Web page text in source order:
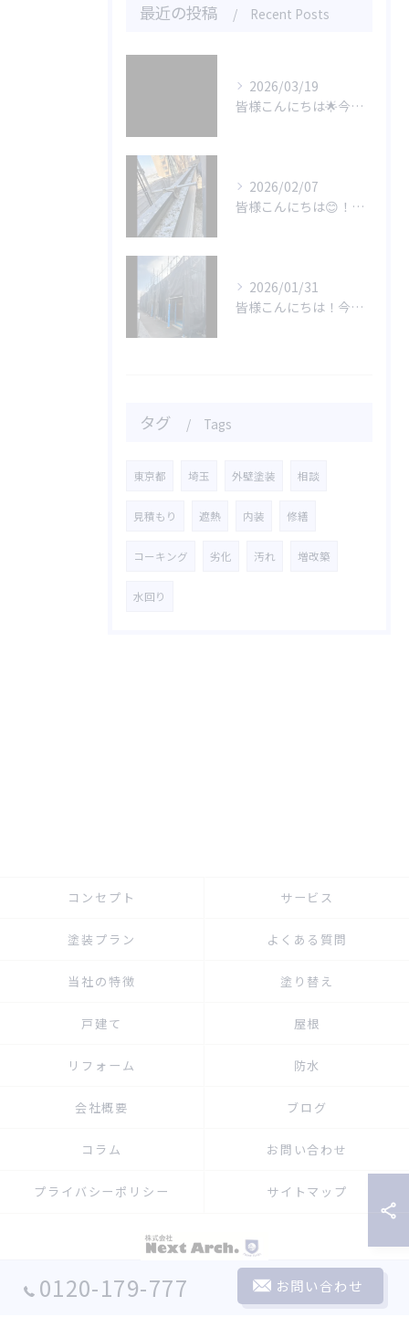
最近の投稿 Recent Posts
2026/03/19
皆様こんにちは🌟今日は屋根塗装についてお話しします。
2026/02/07
皆様こんにちは😊！今回の動画では、小山市にあるビルの屋上から...
2026/01/31
皆様こんにちは！今日は嬉しいご報告があります🌟1月度に深谷市...
タグ Tags
東京都 埼玉 外壁塗装 相談
見積もり 遮熱 内装 修繕
コーキング 劣化 汚れ 増改築
水回り
0120-179-777 お問い合わせ
コンセプト サービス
塗装プラン よくある質問
当社の特徴 塗り替え
戸建て 屋根
リフォーム 防水
会社概要 ブログ
コラム お問い合わせ
プライバシーポリシー サイトマップ
© 2026 埼玉の外壁塗装なら株式会社Next Arch. ALL RIGHTS RESERVED.